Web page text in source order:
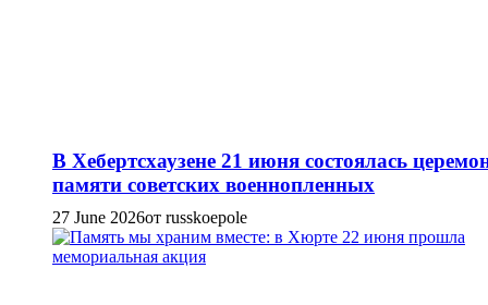
В Хебертсхаузене 21 июня состоялась
памяти советских военнопленных
27 June 2026от russkoepole